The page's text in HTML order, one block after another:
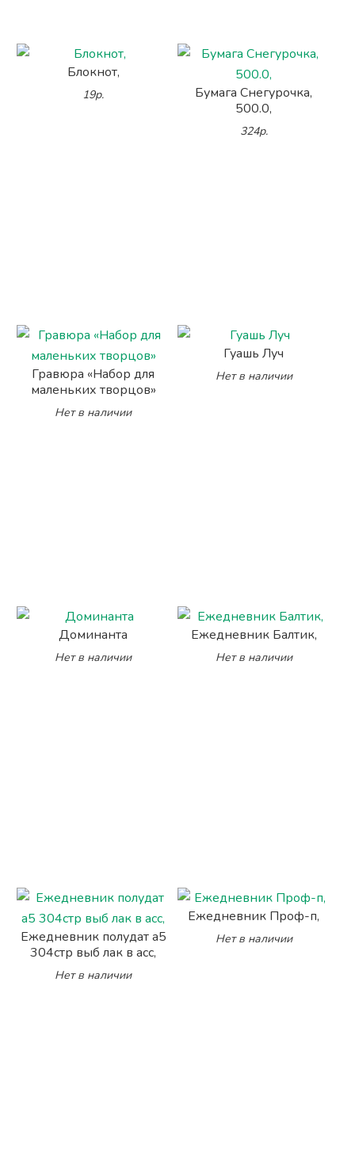
Блокнот,
19р.
Бумага Снегурочка,
500.0,
324р.
Гравюра «Набор для
маленьких творцов»
Нет в наличии
Гуашь Луч
Нет в наличии
Доминанта
Нет в наличии
Ежедневник Балтик,
Нет в наличии
Ежедневник полудат а5
304стр выб лак в асс,
Нет в наличии
Ежедневник Проф-п,
Нет в наличии